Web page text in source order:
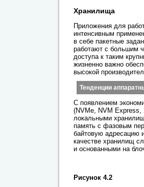
Хранилища
Приложения для
интенсивным
в себе пакетные
работают с большим
доступа к таким
жизненно важно
высокой
Тенденции
С появлением
(NVMe, NVM
локальными
память с фазовым
байтовую адресацию
качестве хранилищ
и основанными на
Рисунок 4.2